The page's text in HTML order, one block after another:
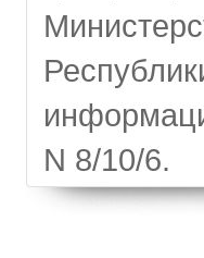
N 8/10/6.